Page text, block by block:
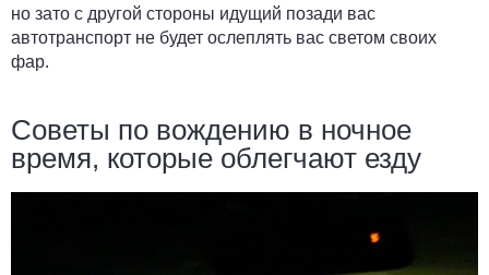
но зато с другой стороны идущий позади вас
автотранспорт не будет ослеплять вас светом своих
фар.
Советы по вождению в ночное
время, которые облегчают езду